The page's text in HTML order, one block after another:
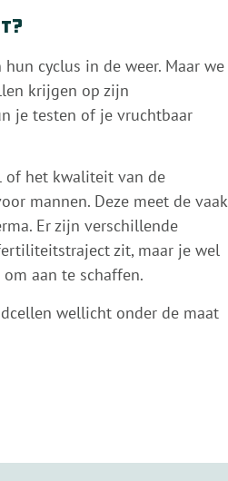
cyclus in de weer. Maar we
krijgen op zijn
je testen of je vruchtbaar
of het kwaliteit van de
mannen. Deze meet de vaak
Er zijn verschillende
zit, maar je wel
aan te schaffen.
wellicht onder de maat